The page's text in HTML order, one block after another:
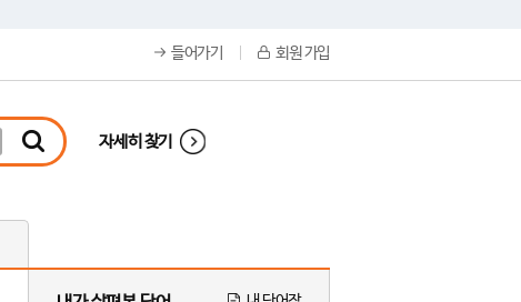
들어가기 회원 가입
자세히 찾기